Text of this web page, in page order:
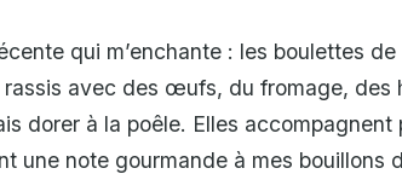
qui m’enchante : les boulettes
rassis avec des œufs, du fromage, des
dorer à la poêle. Elles accompagnent
une note gourmande à mes bouillons